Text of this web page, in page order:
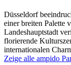
Düsseldorf
einer breiten Palette
Landeshauptstadt
florierende
internationalen
Zeige alle ampido